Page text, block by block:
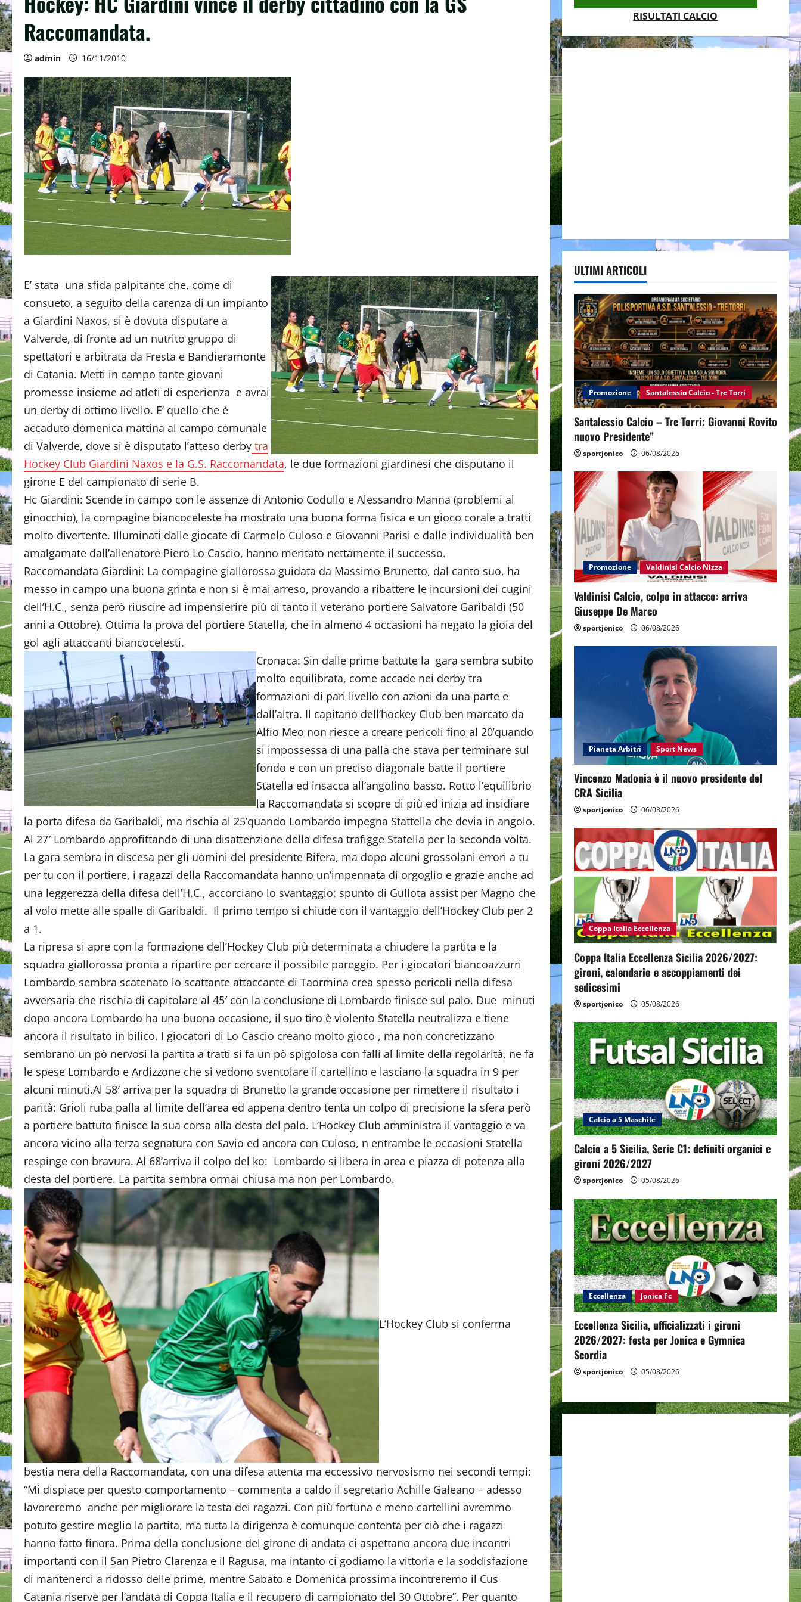
Raccomandata.
admin 16/11/2010
E’ stata una sfida palpitante che, come di
consueto, a seguito della carenza di un impianto
a Giardini Naxos, si è dovuta disputare a
Valverde, di fronte ad un nutrito gruppo di
spettatori e arbitrata da Fresta e Bandieramonte
di Catania. Metti in campo tante giovani
promesse insieme ad atleti di esperienza e avrai
un derby di ottimo livello. E’ quello che è
accaduto domenica mattina al campo comunale
di Valverde, dove si è disputato l’atteso derby tra
Hockey Club Giardini Naxos e la G.S. Raccomandata, le due formazioni giardinesi che disputano il
girone E del campionato di serie B.
Hc Giardini: Scende in campo con le assenze di Antonio Codullo e Alessandro Manna (problemi al
ginocchio), la compagine biancoceleste ha mostrato una buona forma fisica e un gioco corale a tratti
molto divertente. Illuminati dalle giocate di Carmelo Culoso e Giovanni Parisi e dalle individualità ben
amalgamate dall’allenatore Piero Lo Cascio, hanno meritato nettamente il successo.
Raccomandata Giardini: La compagine giallorossa guidata da Massimo Brunetto, dal canto suo, ha
messo in campo una buona grinta e non si è mai arreso, provando a ribattere le incursioni dei cugini
dell’H.C., senza però riuscire ad impensierire più di tanto il veterano portiere Salvatore Garibaldi (50
anni a Ottobre). Ottima la prova del portiere Statella, che in almeno 4 occasioni ha negato la gioia del
gol agli attaccanti biancocelesti.
Cronaca: Sin dalle prime battute la gara sembra subito
molto equilibrata, come accade nei derby tra
formazioni di pari livello con azioni da una parte e
dall’altra. Il capitano dell’hockey Club ben marcato da
Alfio Meo non riesce a creare pericoli fino al 20’quando
si impossessa di una palla che stava per terminare sul
fondo e con un preciso diagonale batte il portiere
Statella ed insacca all’angolino basso. Rotto l’equilibrio
la Raccomandata si scopre di più ed inizia ad insidiare
la porta difesa da Garibaldi, ma rischia al 25’quando Lombardo impegna Stattella che devia in angolo.
Al 27′ Lombardo approfittando di una disattenzione della difesa trafigge Statella per la seconda volta.
La gara sembra in discesa per gli uomini del presidente Bifera, ma dopo alcuni grossolani errori a tu
per tu con il portiere, i ragazzi della Raccomandata hanno un’impennata di orgoglio e grazie anche ad
una leggerezza della difesa dell’H.C., accorciano lo svantaggio: spunto di Gullota assist per Magno che
al volo mette alle spalle di Garibaldi. Il primo tempo si chiude con il vantaggio dell’Hockey Club per 2
a 1.
La ripresa si apre con la formazione dell’Hockey Club più determinata a chiudere la partita e la
squadra giallorossa pronta a ripartire per cercare il possibile pareggio. Per i giocatori biancoazzurri
Lombardo sembra scatenato lo scattante attaccante di Taormina crea spesso pericoli nella difesa
avversaria che rischia di capitolare al 45′ con la conclusione di Lombardo finisce sul palo. Due minuti
dopo ancora Lombardo ha una buona occasione, il suo tiro è violento Statella neutralizza e tiene
ancora il risultato in bilico. I giocatori di Lo Cascio creano molto gioco , ma non concretizzano
sembrano un pò nervosi la partita a tratti si fa un pò spigolosa con falli al limite della regolarità, ne fa
le spese Lombardo e Ardizzone che si vedono sventolare il cartellino e lasciano la squadra in 9 per
alcuni minuti.Al 58′ arriva per la squadra di Brunetto la grande occasione per rimettere il risultato i
parità: Grioli ruba palla al limite dell’area ed appena dentro tenta un colpo di precisione la sfera però
a portiere battuto finisce la sua corsa alla desta del palo. L’Hockey Club amministra il vantaggio e va
ancora vicino alla terza segnatura con Savio ed ancora con Culoso, n entrambe le occasioni Statella
respinge con bravura. Al 68’arriva il colpo del ko: Lombardo si libera in area e piazza di potenza alla
desta del portiere. La partita sembra ormai chiusa ma non per Lombardo.
L’Hockey Club si conferma
bestia nera della Raccomandata, con una difesa attenta ma eccessivo nervosismo nei secondi tempi:
“Mi dispiace per questo comportamento – commenta a caldo il segretario Achille Galeano – adesso
lavoreremo anche per migliorare la testa dei ragazzi. Con più fortuna e meno cartellini avremmo
potuto gestire meglio la partita, ma tutta la dirigenza è comunque contenta per ciò che i ragazzi
hanno fatto finora. Prima della conclusione del girone di andata ci aspettano ancora due incontri
importanti con il San Pietro Clarenza e il Ragusa, ma intanto ci godiamo la vittoria e la soddisfazione
di mantenerci a ridosso delle prime, mentre Sabato e Domenica prossima incontreremo il Cus
Catania riserve per l’andata di Coppa Italia e il recupero di campionato del 30 Ottobre”. Per quanto
RISULTATI CALCIO
ULTIMI ARTICOLI
Promozione Santalessio Calcio - Tre Torri
Santalessio Calcio – Tre Torri: Giovanni Rovito
nuovo Presidente”
sportjonico 06/08/2026
Promozione Valdinisi Calcio Nizza
Valdinisi Calcio, colpo in attacco: arriva
Giuseppe De Marco
sportjonico 06/08/2026
Pianeta Arbitri Sport News
Vincenzo Madonia è il nuovo presidente del
CRA Sicilia
sportjonico 06/08/2026
Coppa Italia Eccellenza
Coppa Italia Eccellenza Sicilia 2026/2027:
gironi, calendario e accoppiamenti dei
sedicesimi
sportjonico 05/08/2026
Calcio a 5 Maschile
Calcio a 5 Sicilia, Serie C1: definiti organici e
gironi 2026/2027
sportjonico 05/08/2026
Eccellenza Jonica Fc
Eccellenza Sicilia, ufficializzati i gironi
2026/2027: festa per Jonica e Gymnica
Scordia
sportjonico 05/08/2026